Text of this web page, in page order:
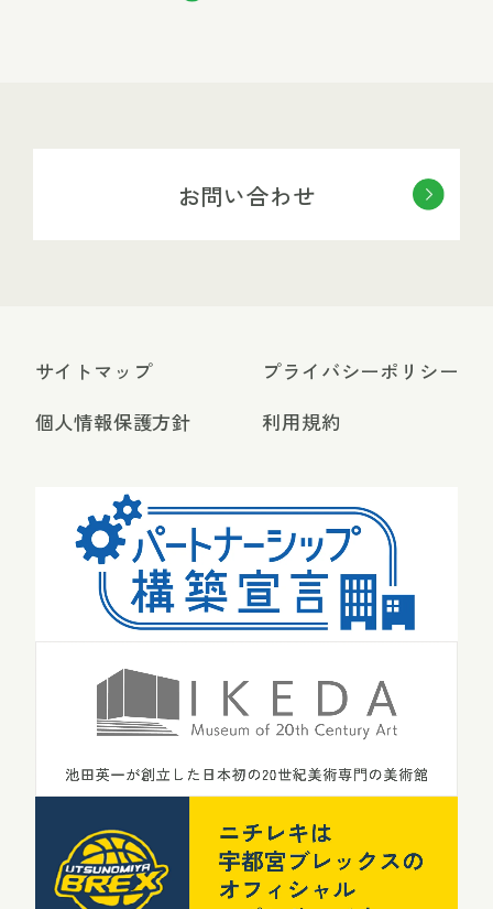
お問い合わせ
サイトマップ
個人情報保護方針
プライバシーポリシー
利用規約